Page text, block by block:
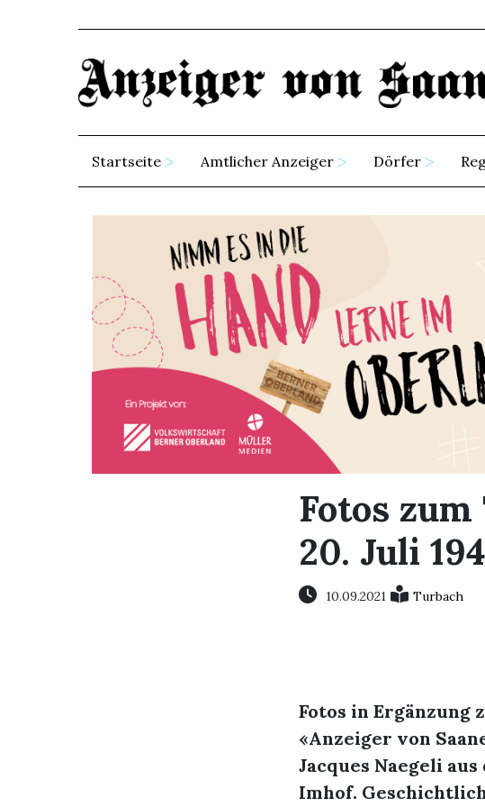
Startseite Amtlicher Anzeiger Dörfer
Fotos
20. Juli
10.09.2021 Turbach
Fotos in Ergänzung
«Anzeiger von
Jacques Naegeli
Imhof.